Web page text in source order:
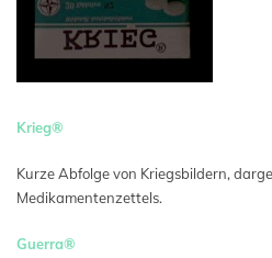
Krieg®
Kurze Abfolge von Kriegsbildern,
Medikamentenzettels.
Guerra®